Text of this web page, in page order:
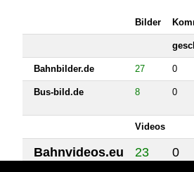
Bilder
Bahnbilder.de 27 0
Bus-bild.de 8 0
Videos
Bahnvideos.eu 23 0